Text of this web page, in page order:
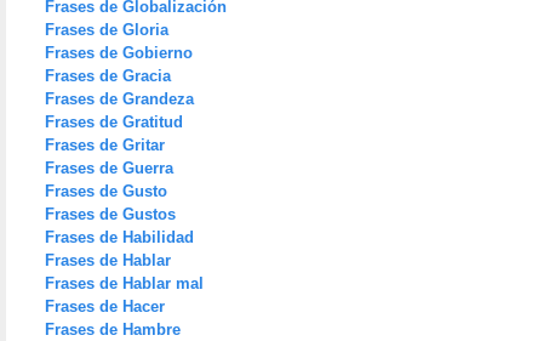
Frases de Globalización
Frases de Gloria
Frases de Gobierno
Frases de Gracia
Frases de Grandeza
Frases de Gratitud
Frases de Gritar
Frases de Guerra
Frases de Gusto
Frases de Gustos
Frases de Habilidad
Frases de Hablar
Frases de Hablar mal
Frases de Hacer
Frases de Hambre